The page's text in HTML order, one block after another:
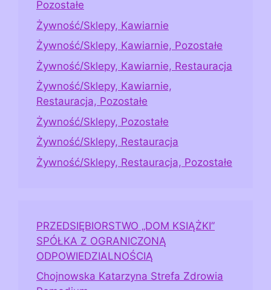
Pozostałe
Żywność/Sklepy, Kawiarnie
Żywność/Sklepy, Kawiarnie, Pozostałe
Żywność/Sklepy, Kawiarnie, Restauracja
Żywność/Sklepy, Kawiarnie,
Restauracja, Pozostałe
Żywność/Sklepy, Pozostałe
Żywność/Sklepy, Restauracja
Żywność/Sklepy, Restauracja, Pozostałe
PRZEDSIĘBIORSTWO „DOM KSIĄŻKI”
SPÓŁKA Z OGRANICZONĄ
ODPOWIEDZIALNOŚCIĄ
Chojnowska Katarzyna Strefa Zdrowia